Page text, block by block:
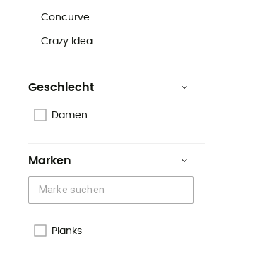
Concurve
Crazy Idea
Geschlecht
Damen
Marken
Planks